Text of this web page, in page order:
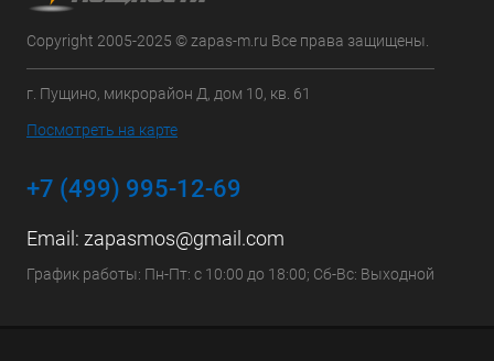
Copyright 2005-2025 © zapas-m.ru Все права защищены.
г. Пущино, микрорайон Д, дом 10, кв. 61
Посмотреть на карте
+7 (499) 995-12-69
Email: zapasmos@gmail.com
График работы: Пн-Пт: с 10:00 до 18:00; Сб-Вс: Выходной